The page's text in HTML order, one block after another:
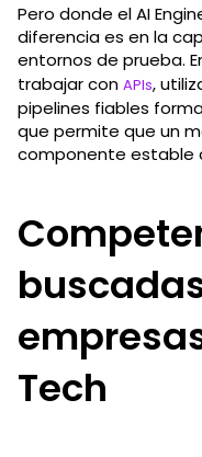
Pero donde el AI
diferencia es en la
entornos de prueba.
trabajar con APIs,
pipelines fiables
que permite que un
componente estable
Tech